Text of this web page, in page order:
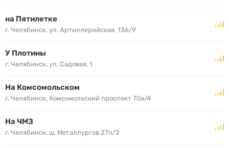
на Пятилетке
г. Челябинск, ул. Артиллерийская, 136/9
У Плотины
г. Челябинск, ул. Садовая, 1
На Комсомольском
г. Челябинск, Комсомольский проспект 70а/4
На ЧМЗ
г. Челябинск, ш. Металлургов 27п/2